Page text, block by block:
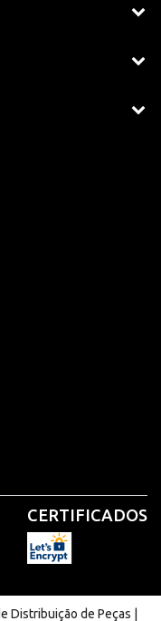
CERTIFICADOS
Distribuição de Peças |